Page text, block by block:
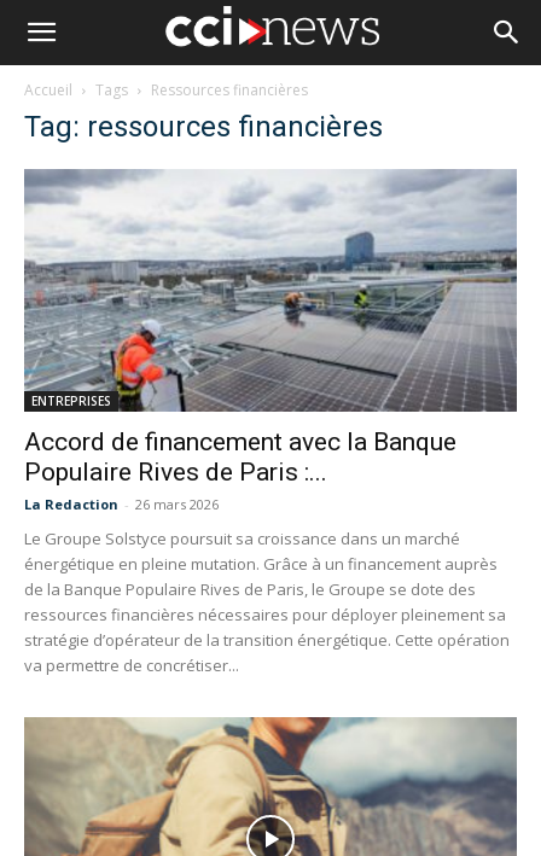
Accueil Tags Ressources financières
Tag: ressources financières
ENTREPRISES
Accord de financement avec la Banque
Populaire Rives de Paris :...
La Redaction - 26 mars 2026
Le Groupe Solstyce poursuit sa croissance dans un marché
énergétique en pleine mutation. Grâce à un financement auprès
de la Banque Populaire Rives de Paris, le Groupe se dote des
ressources financières nécessaires pour déployer pleinement sa
stratégie d’opérateur de la transition énergétique. Cette opération
va permettre de concrétiser...